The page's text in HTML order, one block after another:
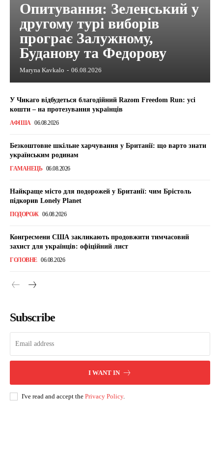
Опитування: Зеленський у
другому турі виборів
програє Залужному,
Буданову та Федорову
Maryna Kavkalo - 06.08.2026
У Чикаго відбудеться благодійний Razom Freedom Run: усі
кошти – на протезування українців
АФІША 06.08.2026
Безкоштовне шкільне харчування у Британії: що варто знати
українським родинам
ГАМАНЕЦЬ 06.08.2026
Найкраще місто для подорожей у Британії: чим Брістоль
підкорив Lonely Planet
ПОДОРОЖ 06.08.2026
Конгресмени США закликають продовжити тимчасовий
захист для українців: офіційний лист
ГОЛОВНЕ 06.08.2026
Subscribe
I WANT IN
I've read and accept the Privacy Policy.